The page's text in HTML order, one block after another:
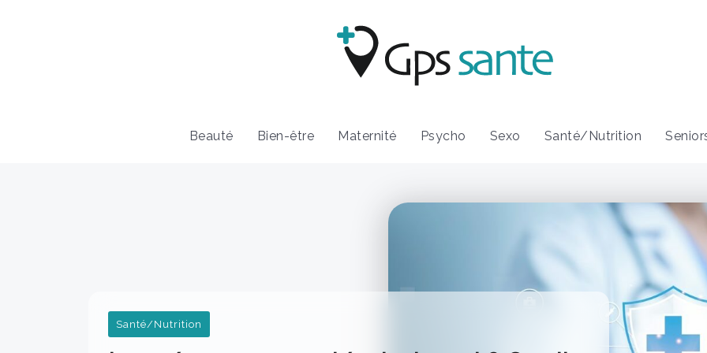
Beauté Bien-être Maternité Psycho Sexo Santé/Nutrition
Santé/Nutrition